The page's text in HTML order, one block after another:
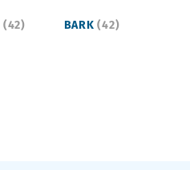
(42) BARK (42)